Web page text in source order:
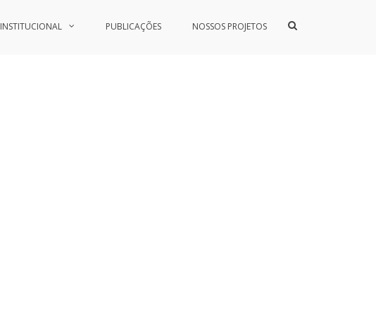
INSTITUCIONAL PUBLICAÇÕES NOSSOS PROJETOS
Show